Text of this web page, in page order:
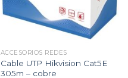
ACCESORIOS REDES
Cable UTP Hikvision Cat5E
305m – cobre